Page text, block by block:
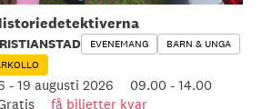
EVENEMANG
BARN & UNGA
-19 augusti 2026 09.00 -14.00
få biljetter kvar